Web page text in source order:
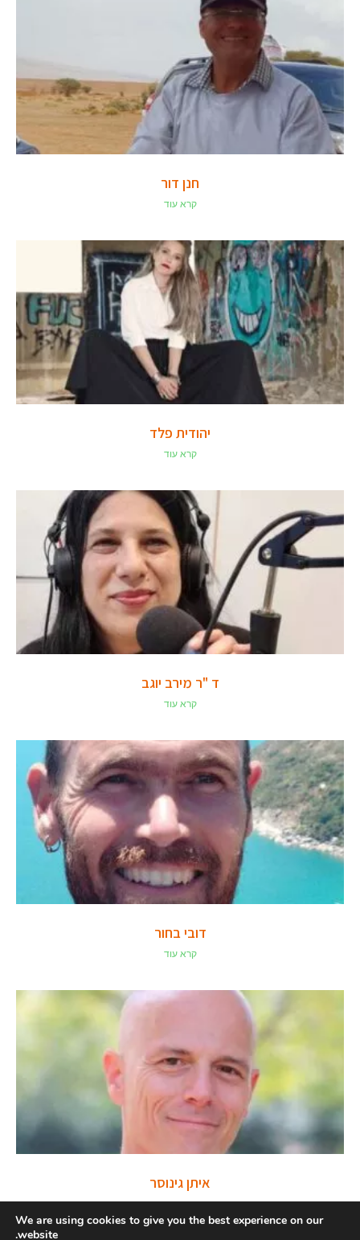
חנן דור
קרא עוד
יהודית פלד
קרא עוד
ד "ר מירב יוגב
קרא עוד
דובי בחור
קרא עוד
איתן גינוסר
קרא עוד
We are using cookies to give you the best experience on our
website.